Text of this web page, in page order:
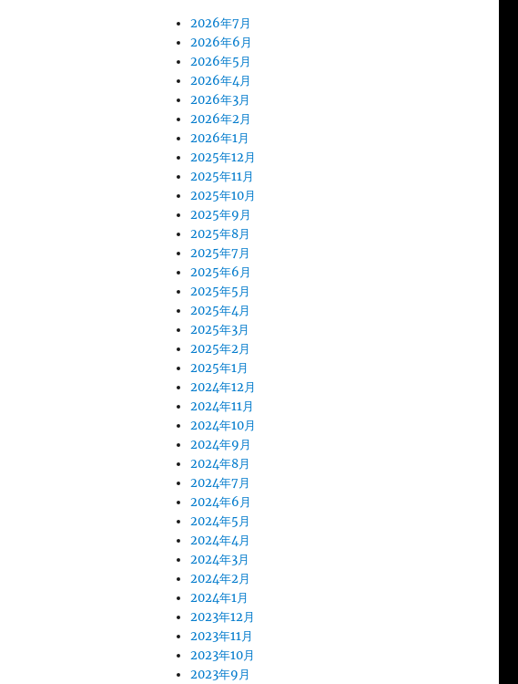
2026年7月
2026年6月
2026年5月
2026年4月
2026年3月
2026年2月
2026年1月
2025年12月
2025年11月
2025年10月
2025年9月
2025年8月
2025年7月
2025年6月
2025年5月
2025年4月
2025年3月
2025年2月
2025年1月
2024年12月
2024年11月
2024年10月
2024年9月
2024年8月
2024年7月
2024年6月
2024年5月
2024年4月
2024年3月
2024年2月
2024年1月
2023年12月
2023年11月
2023年10月
2023年9月